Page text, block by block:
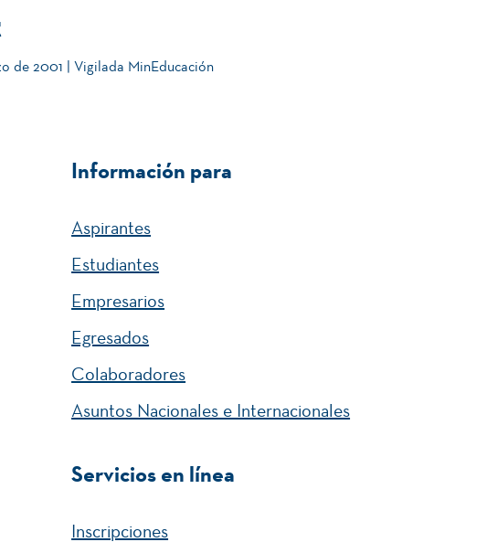
de 2001 | Vigilada MinEducación
Información para
Aspirantes
Estudiantes
Empresarios
Egresados
Colaboradores
Asuntos Nacionales e Internacionales
Servicios en línea
Inscripciones